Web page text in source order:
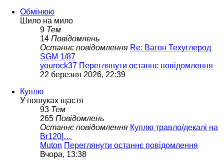
Обмінюю
Шило на мило
9 Тем
14 Повідомлень
Останнє повідомлення Re: Вагон Техуглерод
SGM 1/87
yourock37 Переглянути останнє повідомлення
22 березня 2026, 22:39
Куплю
У пошуках щастя
93 Тем
265 Повідомлень
Останнє повідомлення Куплю травло/декалі на
Br120|…
Muton Переглянути останнє повідомлення
Вчора, 13:38